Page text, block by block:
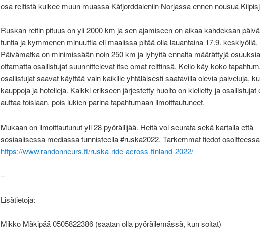
osa reitistä kulkee muun muassa Kåfjorddaleniin Norjassa ennen nousua
Ruskan reitin pituus on yli 2000 km ja sen ajamiseen on aikaa kahdeksan
tuntia ja kymmenen minuuttia eli maalissa pitää olla lauantaina 17.9. keskiyöllä.
Päivämatka on minimissään noin 250 km ja lyhyitä ennalta määrättyjä
ottamatta osallistujat suunnittelevat itse omat reittinsä. Kello käy koko
osallistujat saavat käyttää vain kaikille yhtäläisesti saatavilla olevia palveluja,
kauppoja ja hotelleja. Kaikki erikseen järjestetty huolto on kielletty ja osallistujat
auttaa toisiaan, pois lukien parina tapahtumaan ilmoittautuneet.
Mukaan on ilmoittautunut yli 28 pyöräilijää. Heitä voi seurata sekä kartalla että
sosiaalisessa mediassa tunnisteella #ruska2022. Tarkemmat tiedot osoitteessa
https://www.randonneurs.fi/ruska-ride-across-finland-2022/
–
Lisätietoja:
Mikko Mäkipää 0505822386 (saatan olla pyöräilemässä, kun soitat)